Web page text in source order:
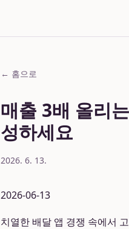
← 홈으로
매출 3배 올리
성하세요
2026. 6. 13.
2026-06-13
치열한 배달 앱 경쟁 속에서